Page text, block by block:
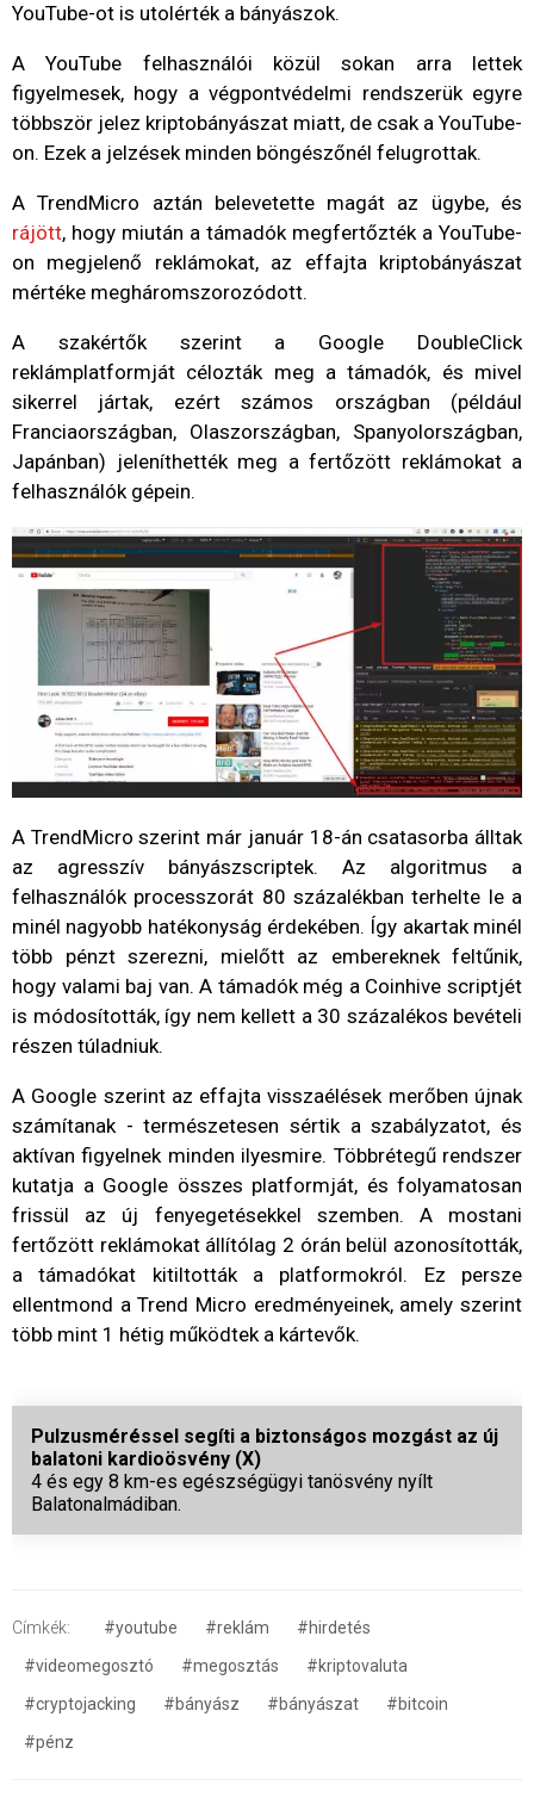
YouTube-ot is utolérték a bányászok.
A YouTube felhasználói közül sokan arra lettek
figyelmesek, hogy a végpontvédelmi rendszerük egyre
többször jelez kriptobányászat miatt, de csak a YouTube-
on. Ezek a jelzések minden böngészőnél felugrottak.
A TrendMicro aztán belevetette magát az ügybe, és
rájött, hogy miután a támadók megfertőzték a YouTube-
on megjelenő reklámokat, az effajta kriptobányászat
mértéke megháromszorozódott.
A szakértők szerint a Google DoubleClick
reklámplatformját célozták meg a támadók, és mivel
sikerrel jártak, ezért számos országban (például
Franciaországban, Olaszországban, Spanyolországban,
Japánban) jeleníthették meg a fertőzött reklámokat a
felhasználók gépein.
A TrendMicro szerint már január 18-án csatasorba álltak
az agresszív bányászscriptek. Az algoritmus a
felhasználók processzorát 80 százalékban terhelte le a
minél nagyobb hatékonyság érdekében. Így akartak minél
több pénzt szerezni, mielőtt az embereknek feltűnik,
hogy valami baj van. A támadók még a Coinhive scriptjét
is módosították, így nem kellett a 30 százalékos bevételi
részen túladniuk.
A Google szerint az effajta visszaélések merőben újnak
számítanak - természetesen sértik a szabályzatot, és
aktívan figyelnek minden ilyesmire. Többrétegű rendszer
kutatja a Google összes platformját, és folyamatosan
frissül az új fenyegetésekkel szemben. A mostani
fertőzött reklámokat állítólag 2 órán belül azonosították,
a támadókat kitiltották a platformokról. Ez persze
ellentmond a Trend Micro eredményeinek, amely szerint
több mint 1 hétig működtek a kártevők.
Pulzusméréssel segíti a biztonságos mozgást az új
balatoni kardioösvény (X)
4 és egy 8 km-es egészségügyi tanösvény nyílt
Balatonalmádiban.
Címkék: #youtube #reklám
#hirdetés
#videomegosztó
#megosztás
#kriptovaluta
#cryptojacking
#bányász #bányászat
#bitcoin
#pénz